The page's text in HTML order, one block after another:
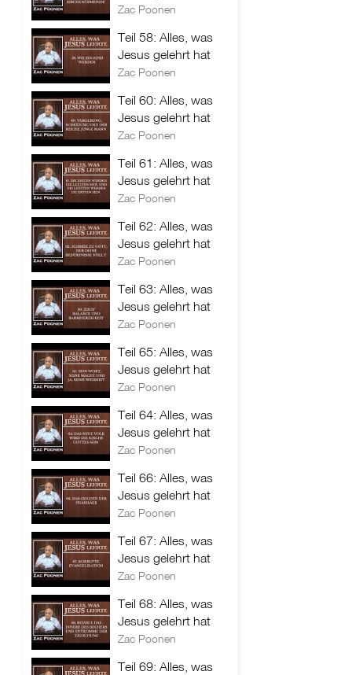
Zac Poonen
Teil 58: Alles, was
Jesus gelehrt hat
Zac Poonen
Teil 60: Alles, was
Jesus gelehrt hat
Zac Poonen
Teil 61: Alles, was
Jesus gelehrt hat
Zac Poonen
Teil 62: Alles, was
Jesus gelehrt hat
Zac Poonen
Teil 63: Alles, was
Jesus gelehrt hat
Zac Poonen
Teil 65: Alles, was
Jesus gelehrt hat
Zac Poonen
Teil 64: Alles, was
Jesus gelehrt hat
Zac Poonen
Teil 66: Alles, was
Jesus gelehrt hat
Zac Poonen
Teil 67: Alles, was
Jesus gelehrt hat
Zac Poonen
Teil 68: Alles, was
Jesus gelehrt hat
Zac Poonen
Teil 69: Alles, was